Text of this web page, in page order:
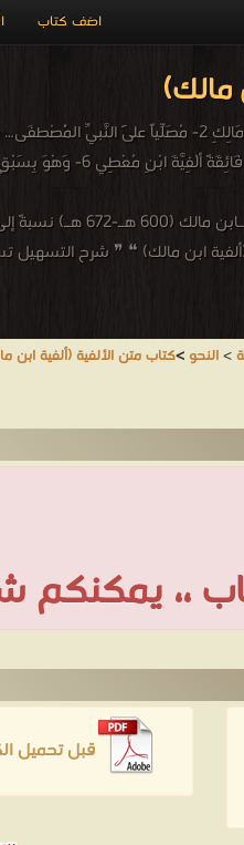
اضف كتاب
مالك)
محمد بن عبد الله بن مالك
ابن مالك) ❝ ❞ شرح
>النحو >كتاب متن الألفية (ألفية ابن
،، يمكنكم
قبل تحميل